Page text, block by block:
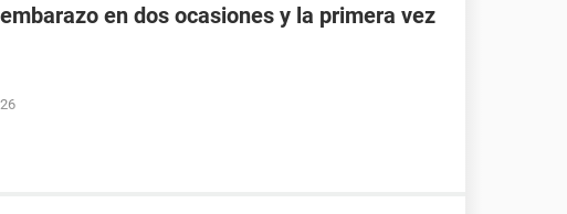
en dos ocasiones y la primera vez